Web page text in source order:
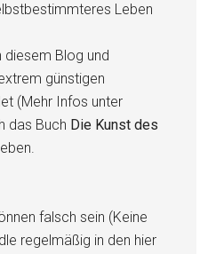
Leben
diesem Blog und
günstigen
(Mehr Infos unter
das Buch Die Kunst des
falsch sein (Keine
regelmäßig in den hier